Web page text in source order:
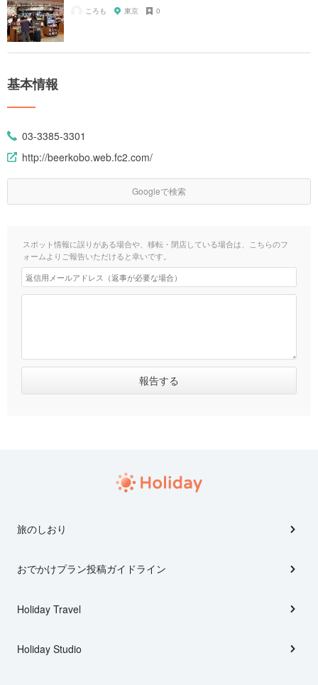
ころも 東京 0
基本情報
03-3385-3301
http://beerkobo.web.fc2.com/
Googleで検索
スポット情報に誤りがある場合や、移転・閉店している場合は、こちらのフ
ォームよりご報告いただけると幸いです。
旅のしおり
おでかけプラン投稿ガイドライン
Holiday Travel
Holiday Studio